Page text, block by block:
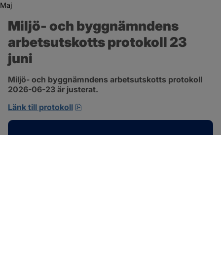
Maj
Miljö- och byggnämndens
arbetsutskotts protokoll 23
juni
Miljö- och byggnämndens arbetsutskotts protokoll
2026-06-23 är justerat.
Länk till protokoll